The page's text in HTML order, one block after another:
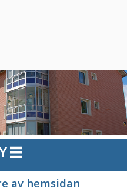
av hemsidan